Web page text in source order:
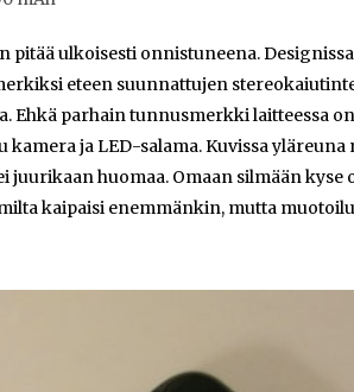
pitää ulkoisesti onnistuneena.
eteen suunnattujen
Ehkä parhain tunnusmerkki laitteessa
ja LED-salama. Kuvissa
huomaa. Omaan silmään kyse
kaipaisi enemmänkin, mutta